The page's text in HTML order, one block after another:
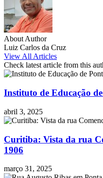
About Author
Luiz Carlos da Cruz
View All Articles
Check latest article from this
Instituto de Educação
abril 3, 2025
Curitiba: Vista da rua
1906
março 31, 2025